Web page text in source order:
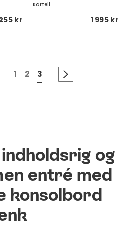
kr
Kartell
1 995 kr
1 2 3
og
entré med
konsolbord